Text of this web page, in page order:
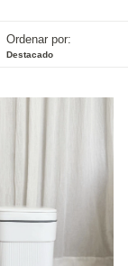
Ordenar por:
Destacado